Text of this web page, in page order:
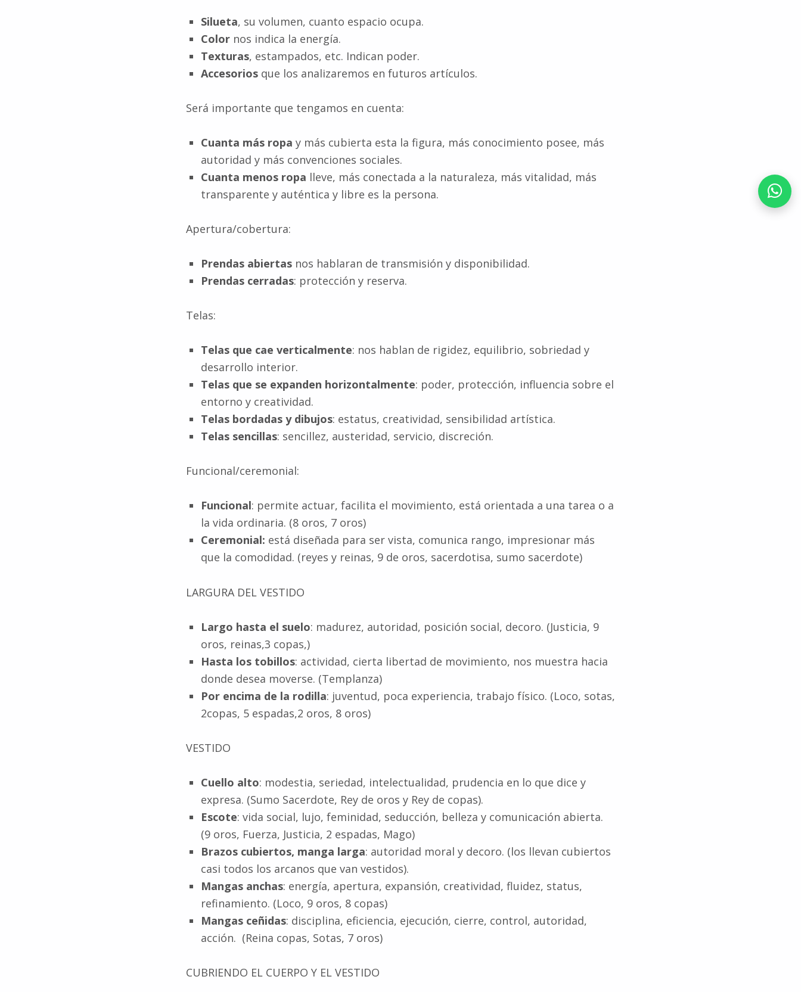
Silueta, su volumen, cuanto espacio ocupa.
Colornos indica la energía.
Texturas, estampados, etc. Indican poder.
Accesoriosque los analizaremos en futuros artículos.
Será importante que tengamos en cuenta:
Cuanta más ropa y más cubierta esta la figura, más conocimiento posee, más
autoridad y más convenciones sociales.
Cuanta menos ropa lleve, más conectada a la naturaleza, más vitalidad, más
transparente y auténtica y libre es la persona.
Apertura/cobertura:
Prendas abiertasnos hablaran de transmisión y disponibilidad.
Prendas cerradas: protección y reserva.
Telas:
Telas que cae verticalmente: nos hablan de rigidez, equilibrio, sobriedad y
desarrollo interior.
Telas que se expanden horizontalmente: poder, protección, influencia sobre el
entorno y creatividad.
Telas bordadas y dibujos: estatus, creatividad, sensibilidad artística.
Telas sencillas: sencillez, austeridad, servicio, discreción.
Funcional/ceremonial:
Funcional: permite actuar, facilita el movimiento, está orientada a una tarea o a
la vida ordinaria. (8 oros, 7 oros)
Ceremonial: está diseñada para ser vista, comunica rango, impresionar más
que la comodidad. (reyes y reinas, 9 de oros, sacerdotisa, sumo sacerdote)
LARGURA DEL VESTIDO
Largo hasta el suelo: madurez, autoridad, posición social, decoro. (Justicia, 9
oros, reinas,3 copas,)
Hasta los tobillos: actividad, cierta libertad de movimiento, nos muestra hacia
donde desea moverse. (Templanza)
Por encima de la rodilla: juventud, poca experiencia, trabajo físico. (Loco, sotas,
2copas, 5 espadas,2 oros, 8 oros)
VESTIDO
Cuello alto: modestia, seriedad, intelectualidad, prudencia en lo que dice y
expresa. (Sumo Sacerdote, Rey de oros y Rey de copas).
Escote: vida social, lujo, feminidad, seducción, belleza y comunicación abierta.
(9 oros, Fuerza, Justicia, 2 espadas, Mago)
Brazos cubiertos, manga larga: autoridad moral y decoro. (los llevan cubiertos
casi todos los arcanos que van vestidos).
Mangas anchas: energía, apertura, expansión, creatividad, fluidez, status,
refinamiento. (Loco, 9 oros, 8 copas)
Mangas ceñidas: disciplina, eficiencia, ejecución, cierre, control, autoridad,
acción. (Reina copas, Sotas, 7 oros)
CUBRIENDO EL CUERPO Y EL VESTIDO